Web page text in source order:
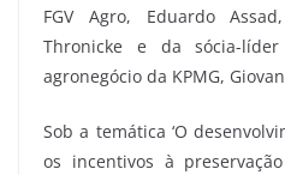
FGV Agro, Eduardo
Thronicke e da sócia-
agronegócio da KPMG,
Sob a temática ‘O
os incentivos à